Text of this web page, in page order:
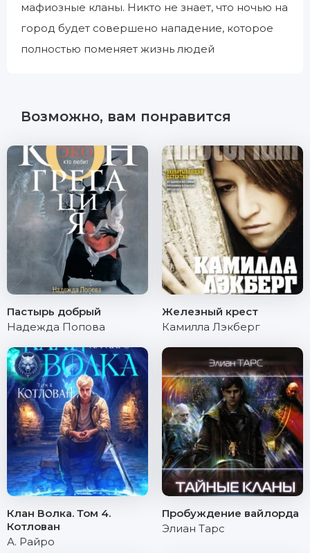
мафиозные кланы. Никто не знает, что ночью на
город будет совершено нападение, которое
полностью поменяет жизнь людей
Возможно, вам понравится
Пастырь добрый
Надежда Попова
Железный крест
Камилла Лэкберг
Клан Волка. Том 4.
Котлован
А. Райро
Пробуждение вайлорда
Элиан Тарс